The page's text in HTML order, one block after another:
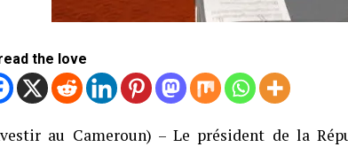
the love
au Cameroun) – Le président de la